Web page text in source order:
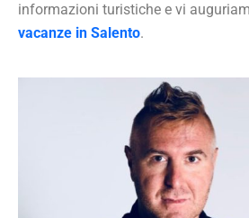
informazioni turistiche e vi
vacanze in Salento.